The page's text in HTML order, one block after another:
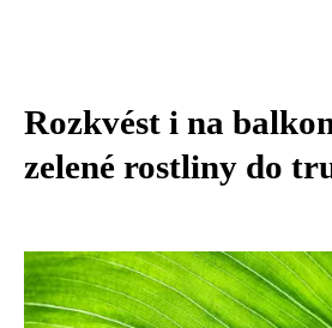
Rozkvést i na
zelené rostliny do